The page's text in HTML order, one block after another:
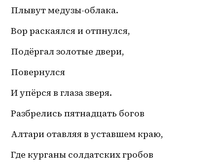
Плывут медузы-облака.
Вор раскаялся и отпнулся,
Подёргал золотые двери,
Повернулся
И упёрся в глаза зверя.
Разбрелись пятнадцать богов
Алтари отавляя в уставшем краю,
Где курганы солдатских гробов